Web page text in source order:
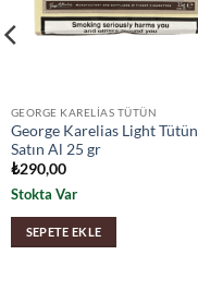
GEORGE KARELIAS TÜTÜN
George Karelias Light Tütün
Satın Al 25 gr
₺290,00
Stokta Var
SEPETE EKLE